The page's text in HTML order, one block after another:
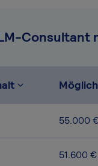
Consultant
55.000
51.600